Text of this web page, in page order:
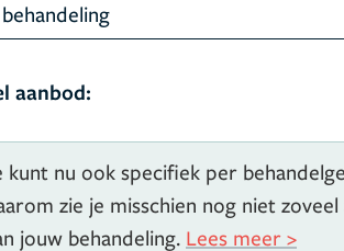
aanbod:
kunt nu ook specifiek per
zie je misschien nog niet
jouw behandeling. Lees meer >